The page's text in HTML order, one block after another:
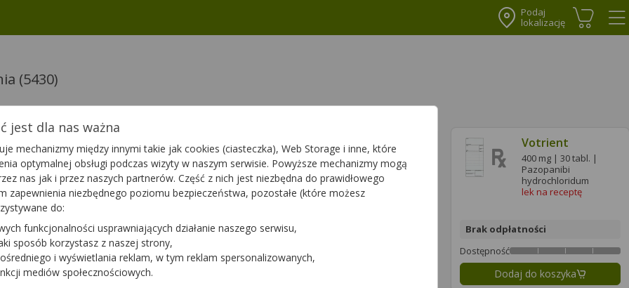
Podaj
lokalizację
Koszyk
(5430)
|
Votrient
200 mg | 30 tabl. |
Pazopanibi
hydrochloridum
lek na receptę
Dostępność
Brak odpłatności
Dodaj do koszyka
Votrient
200 mg | 90 tabl. |
Pazopanibi
hydrochloridum
lek na receptę
Brak odpłatności
Votrient
400 mg | 30 tabl. |
Pazopanibi
hydrochloridum
lek na receptę
Dostępność
Brak odpłatności
Dodaj do koszyka
jest dla nas ważna
mechanizmy między innymi takie jak cookies (ciasteczka), Web Storage i inne, które
optymalnej obsługi podczas wizyty w naszym serwisie. Powyższe mechanizmy mogą
nas jak i przez naszych partnerów. Część z nich jest niezbędna do prawidłowego
zapewnienia niezbędnego poziomu bezpieczeństwa, pozostałe (które możesz
do:
funkcjonalności usprawniających działanie naszego serwisu,
sposób korzystasz z naszej strony,
i wyświetlania reklam, w tym reklam spersonalizowanych,
mediów społecznościowych.